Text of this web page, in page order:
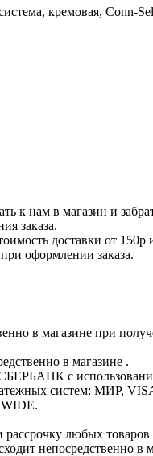
кремовая, Conn-
к нам в магазин и
заказа.
доставки от 150р
оформлении заказа.
в магазине при
в магазине .
с
систем: МИР,
любых
непосредственно в